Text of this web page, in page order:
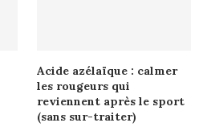
Acide azélaïque : calmer
les rougeurs qui
reviennent après le sport
(sans sur-traiter)